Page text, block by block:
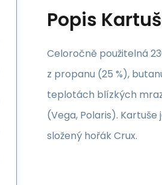
Popis
Celoročně použitelná
z propanu (25 %),
teplotách blízkých
(Vega, Polaris).
složený hořák Crux.